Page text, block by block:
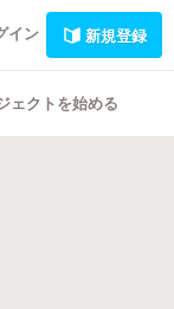
イン 新規登録
ェクトを始める